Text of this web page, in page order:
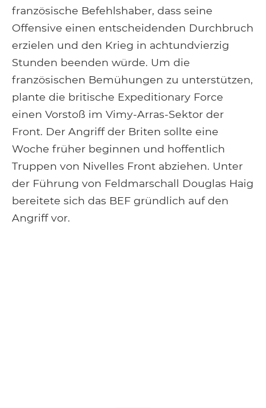
französische Befehlshaber, dass seine
Offensive einen entscheidenden Durchbruch
erzielen und den Krieg in achtundvierzig
Stunden beenden würde. Um die
französischen Bemühungen zu unterstützen,
plante die britische Expeditionary Force
einen Vorstoß im Vimy-Arras-Sektor der
Front. Der Angriff der Briten sollte eine
Woche früher beginnen und hoffentlich
Truppen von Nivelles Front abziehen. Unter
der Führung von Feldmarschall Douglas Haig
bereitete sich das BEF gründlich auf den
Angriff vor.